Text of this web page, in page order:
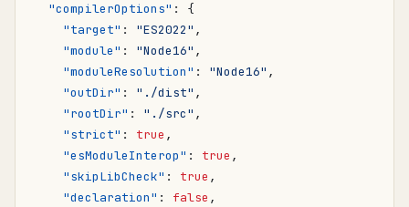
"compilerOptions" :
{
"target" : "ES2022" ,
"module" : "Node16" ,
"moduleResolution" : "Node16" ,
"outDir" : "./dist" ,
"rootDir" : "./src" ,
"strict" : true ,
"esModuleInterop" : true ,
"skipLibCheck" : true ,
"declaration" : false ,